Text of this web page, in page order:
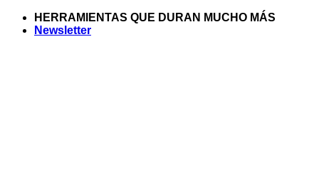
Saltar
HERRAMIENTAS QUE DURAN MUCHO MÁS
Newsletter